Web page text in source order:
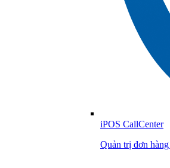
iPOS CallCenter
Quản trị đơn